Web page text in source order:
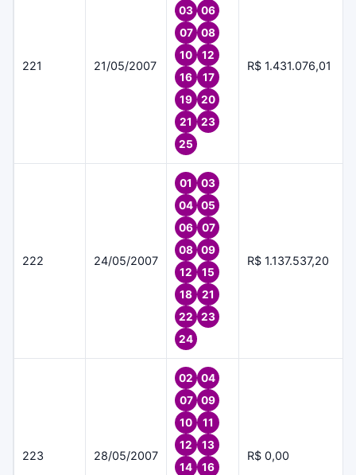
221 21/05/2007
03
06
07
08
10
12
16
17
19
20
21
23
25
R$ 1.431.076,01
222 24/05/2007
01
03
04
05
06
07
08
09
12
15
18
21
22
23
24
R$ 1.137.537,20
223 28/05/2007
02
04
07
09
10
11
12
13
14
16
R$ 0,00